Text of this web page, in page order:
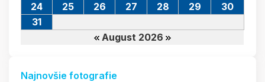
August 2026
24
25 26 27 28 29
30
31
Najnovšie fotografie